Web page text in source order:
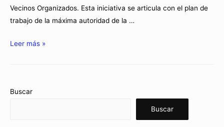
Vecinos Organizados. Esta iniciativa se articula con el plan de
trabajo de la máxima autoridad de la …
Leer más »
Buscar
Buscar